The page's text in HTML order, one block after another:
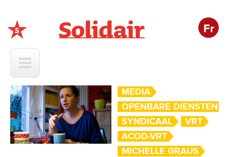
Fr
MEDIA
OPENBARE DIENSTEN
SYNDICAAL
VRT
ACOD-VRT
MICHELLE GRAUS